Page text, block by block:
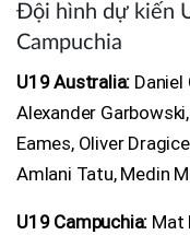
Đội hình dự kiến
Campuchia
U19 Australia: Daniel
Alexander
Eames, Oliver
Amlani Tatu, Medin
U19 Campuchia: Mat